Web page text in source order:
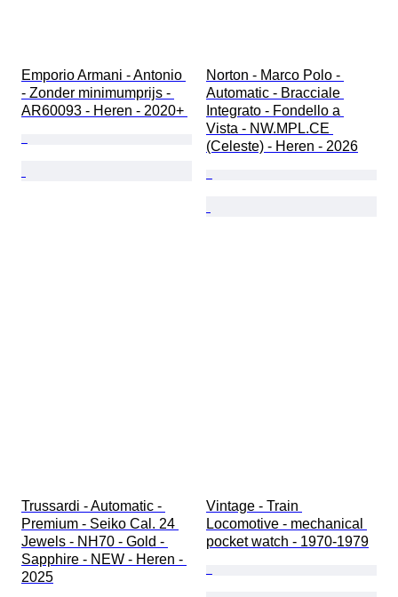
Emporio Armani - Antonio
- Zonder minimumprijs -
AR60093 - Heren - 2020+
Norton - Marco Polo -
Automatic - Bracciale
Integrato - Fondello a
Vista - NW.MPL.CE
(Celeste) - Heren - 2026
Trussardi - Automatic -
Premium - Seiko Cal. 24
Jewels - NH70 - Gold -
Sapphire - NEW - Heren -
2025
Vintage - Train
Locomotive - mechanical
pocket watch - 1970-1979